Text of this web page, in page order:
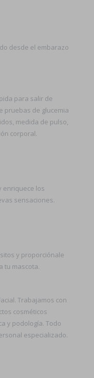
desde el embarazo
para salir de
pruebas de glucemia
medida de pulso,
corporal.
enriquece los
sensaciones.
y proporciónale
tu mascota.
Trabajamos con
cosméticos
y podología. Todo
especializado.